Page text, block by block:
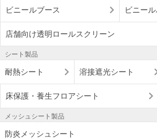
ビニールブース ビニー
店舗向け透明ロールスクリーン
シート製品
耐熱シート 溶接遮光シート
床保護・養生フロアシート
メッシュシート製品
防炎メッシュシート